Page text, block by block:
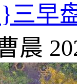
早
晨